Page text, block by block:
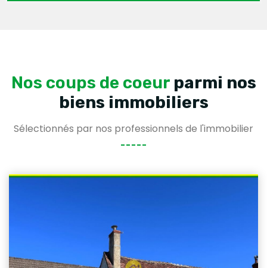
Nos coups de coeur parmi nos
biens immobiliers
Sélectionnés par nos professionnels de l'immobilier